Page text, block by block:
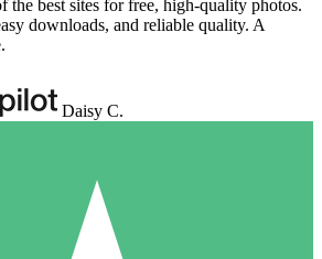
the best sites for free, high‑quality photos.
downloads, and reliable quality. A
Daisy C.